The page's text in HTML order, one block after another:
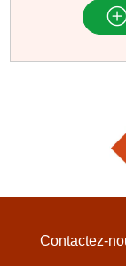
Contactez-